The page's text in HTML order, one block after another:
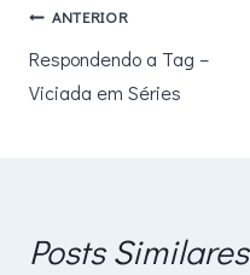
Navegação
de
ANTERIOR
Respondendo a Tag –
Viciada em Séries
Posts Similares